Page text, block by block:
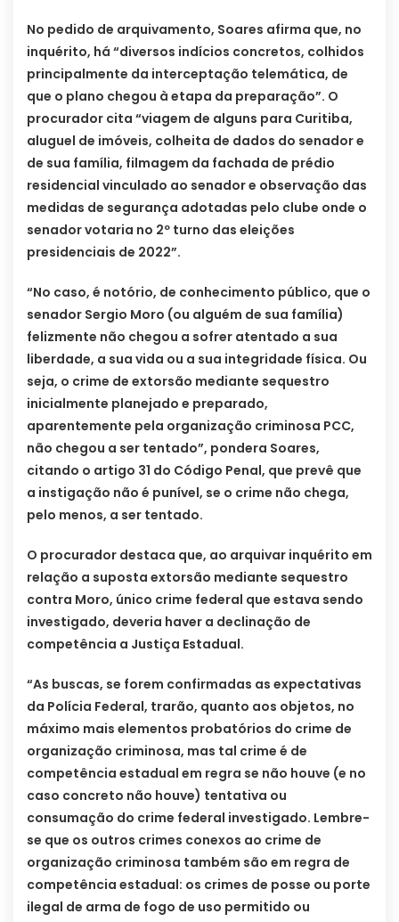
No pedido de arquivamento, Soares afirma que, no
inquérito, há “diversos indícios concretos, colhidos
principalmente da interceptação telemática, de
que o plano chegou à etapa da preparação”. O
procurador cita “viagem de alguns para Curitiba,
aluguel de imóveis, colheita de dados do senador e
de sua família, filmagem da fachada de prédio
residencial vinculado ao senador e observação das
medidas de segurança adotadas pelo clube onde o
senador votaria no 2º turno das eleições
presidenciais de 2022”.
“No caso, é notório, de conhecimento público, que o
senador Sergio Moro (ou alguém de sua família)
felizmente não chegou a sofrer atentado a sua
liberdade, a sua vida ou a sua integridade física. Ou
seja, o crime de extorsão mediante sequestro
inicialmente planejado e preparado,
aparentemente pela organização criminosa PCC,
não chegou a ser tentado”, pondera Soares,
citando o artigo 31 do Código Penal, que prevê que
a instigação não é punível, se o crime não chega,
pelo menos, a ser tentado.
O procurador destaca que, ao arquivar inquérito em
relação a suposta extorsão mediante sequestro
contra Moro, único crime federal que estava sendo
investigado, deveria haver a declinação de
competência a Justiça Estadual.
“As buscas, se forem confirmadas as expectativas
da Polícia Federal, trarão, quanto aos objetos, no
máximo mais elementos probatórios do crime de
organização criminosa, mas tal crime é de
competência estadual em regra se não houve (e no
caso concreto não houve) tentativa ou
consumação do crime federal investigado. Lembre-
se que os outros crimes conexos ao crime de
organização criminosa também são em regra de
competência estadual: os crimes de posse ou porte
ilegal de arma de fogo de uso permitido ou